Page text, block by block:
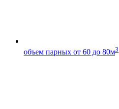
объем парных от 60 до 80м3